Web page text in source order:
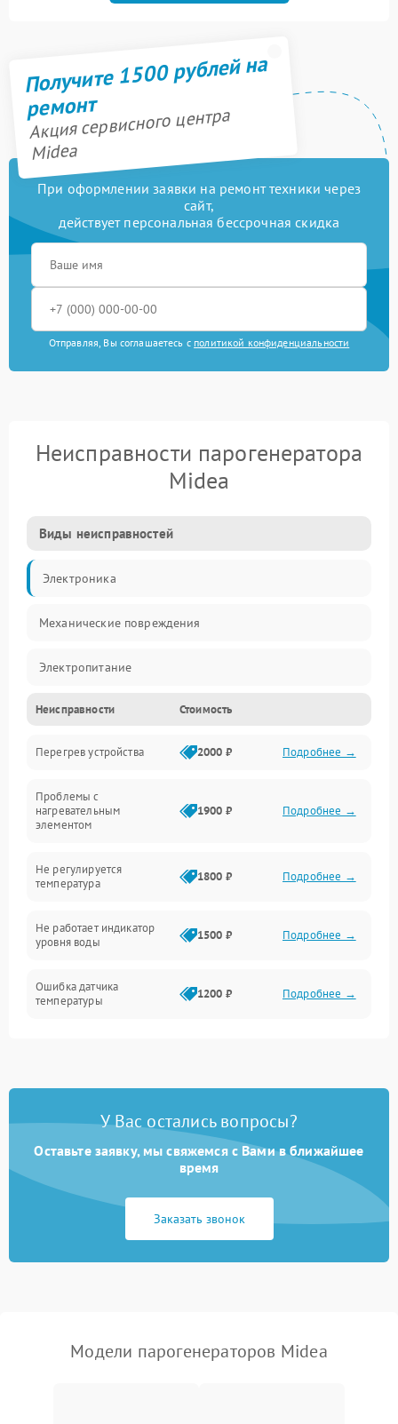
Получите 1500 рублей на
ремонт
Акция сервисного центра
Midea
При оформлении заявки на ремонт техники через
сайт,
действует персональная бессрочная скидка
Отправляя, Вы соглашаетесь с политикой конфиденциальности
Неисправности парогенератора
Midea
Виды неисправностей
Электроника
Механические повреждения
Электропитание
Парообразование
Герметичность
Механика
Неисправности Стоимость
Перегрев устройства 2000 ₽ Подробнее →
Проблемы с
нагревательным
элементом
1900 ₽ Подробнее →
Не регулируется
температура
1800 ₽ Подробнее →
Не работает индикатор
уровня воды
1500 ₽ Подробнее →
Ошибка датчика
температуры
1200 ₽ Подробнее →
Ошибка платы управления 1500 ₽ Подробнее →
1200 ₽
Не сохраняет настройки Подробнее →
1500 ₽ Подробнее →
Не подает пар 1800 ₽ Подробнее →
У Вас остались вопросы?
Оставьте заявку, мы свяжемся с Вами в ближайшее
время
Заказать звонок
Модели парогенераторов Midea